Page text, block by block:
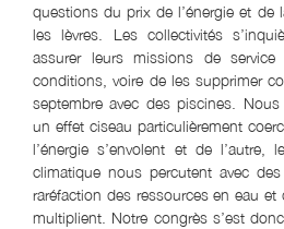
questions du prix de l’énergie et de
les lèvres. Les collectivités
assurer leurs missions de
conditions, voire de les supprimer
septembre avec des piscines.
un effet ciseau particulièrement
l’énergie s’envolent et de l’autre,
climatique nous percutent avec
raréfaction des ressources en eau
multiplient. Notre congrès s’est